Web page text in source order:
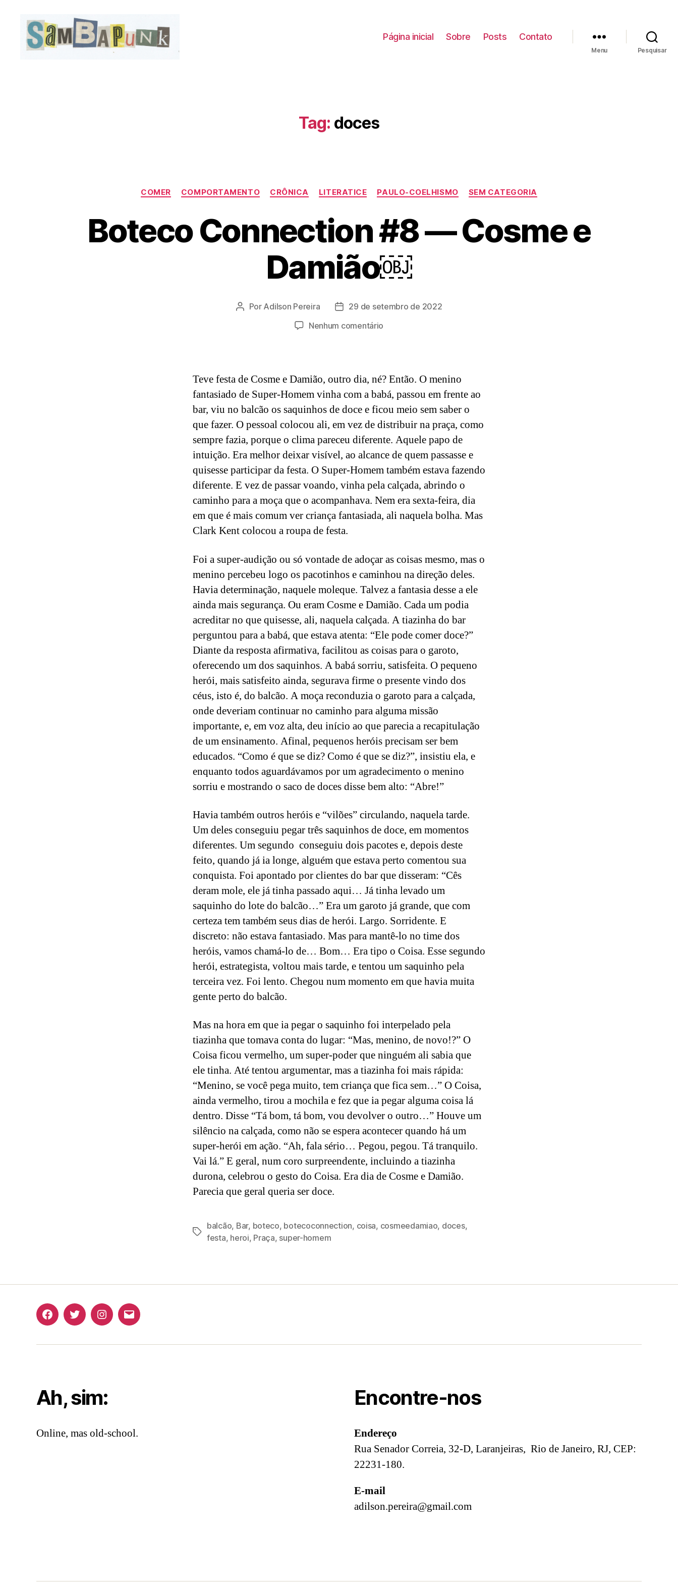
Página inicial Sobre Posts Contato
Menu Pesquisar
Tag: doces
Categorias
COMER COMPORTAMENTO CRÔNICA LITERATICE PAULO-COELHISMO SEM CATEGORIA
Boteco Connection #8 — Cosme e
Damião￼
Autor
Por Adilson Pereira
Data
publicação
29 de setembro de 2022
Nenhum comentário
—
Cosme
e
Damião
￼
Teve festa de Cosme e Damião, outro dia, né? Então. O menino
fantasiado de Super-Homem vinha com a babá, passou em frente ao
bar, viu no balcão os saquinhos de doce e ficou meio sem saber o
que fazer. O pessoal colocou ali, em vez de distribuir na praça, como
sempre fazia, porque o clima pareceu diferente. Aquele papo de
intuição. Era melhor deixar visível, ao alcance de quem passasse e
quisesse participar da festa. O Super-Homem também estava fazendo
diferente. E vez de passar voando, vinha pela calçada, abrindo o
caminho para a moça que o acompanhava. Nem era sexta-feira, dia
em que é mais comum ver criança fantasiada, ali naquela bolha. Mas
Clark Kent colocou a roupa de festa.
Foi a super-audição ou só vontade de adoçar as coisas mesmo, mas o
menino percebeu logo os pacotinhos e caminhou na direção deles.
Havia determinação, naquele moleque. Talvez a fantasia desse a ele
ainda mais segurança. Ou eram Cosme e Damião. Cada um podia
acreditar no que quisesse, ali, naquela calçada. A tiazinha do bar
perguntou para a babá, que estava atenta: “Ele pode comer doce?”
Diante da resposta afirmativa, facilitou as coisas para o garoto,
oferecendo um dos saquinhos. A babá sorriu, satisfeita. O pequeno
herói, mais satisfeito ainda, segurava firme o presente vindo dos
céus, isto é, do balcão. A moça reconduzia o garoto para a calçada,
onde deveriam continuar no caminho para alguma missão
importante, e, em voz alta, deu início ao que parecia a recapitulação
de um ensinamento. Afinal, pequenos heróis precisam ser bem
educados. “Como é que se diz? Como é que se diz?”, insistiu ela, e
enquanto todos aguardávamos por um agradecimento o menino
sorriu e mostrando o saco de doces disse bem alto: “Abre!”
Havia também outros heróis e “vilões” circulando, naquela tarde.
Um deles conseguiu pegar três saquinhos de doce, em momentos
diferentes. Um segundo conseguiu dois pacotes e, depois deste
feito, quando já ia longe, alguém que estava perto comentou sua
conquista. Foi apontado por clientes do bar que disseram: “Cês
deram mole, ele já tinha passado aqui… Já tinha levado um
saquinho do lote do balcão…” Era um garoto já grande, que com
certeza tem também seus dias de herói. Largo. Sorridente. E
discreto: não estava fantasiado. Mas para mantê-lo no time dos
heróis, vamos chamá-lo de… Bom… Era tipo o Coisa. Esse segundo
herói, estrategista, voltou mais tarde, e tentou um saquinho pela
terceira vez. Foi lento. Chegou num momento em que havia muita
gente perto do balcão.
Mas na hora em que ia pegar o saquinho foi interpelado pela
tiazinha que tomava conta do lugar: “Mas, menino, de novo!?” O
Coisa ficou vermelho, um super-poder que ninguém ali sabia que
ele tinha. Até tentou argumentar, mas a tiazinha foi mais rápida:
“Menino, se você pega muito, tem criança que fica sem…” O Coisa,
ainda vermelho, tirou a mochila e fez que ia pegar alguma coisa lá
dentro. Disse “Tá bom, tá bom, vou devolver o outro…” Houve um
silêncio na calçada, como não se espera acontecer quando há um
super-herói em ação. “Ah, fala sério… Pegou, pegou. Tá tranquilo.
Vai lá.” E geral, num coro surpreendente, incluindo a tiazinha
durona, celebrou o gesto do Coisa. Era dia de Cosme e Damião.
Parecia que geral queria ser doce.
Tags
balcão, Bar, boteco, botecoconnection, coisa, cosmeedamiao, doces,
festa, heroi, Praça, super-homem
FacebookTwitterInstagram
E-
Ah, sim:
Online, mas old-school.
Encontre-nos
Endereço
Rua Senador Correia, 32-D, Laranjeiras, Rio de Janeiro, RJ, CEP:
22231-180.
E-mail
adilson.pereira@gmail.com